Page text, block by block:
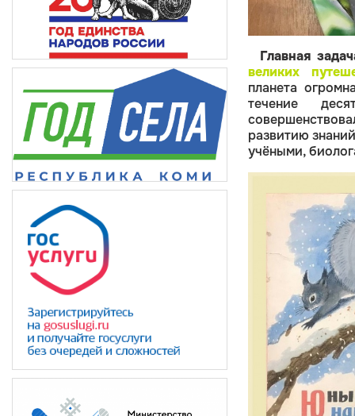
Главная
великих
планета
течение
развитию
учёными,